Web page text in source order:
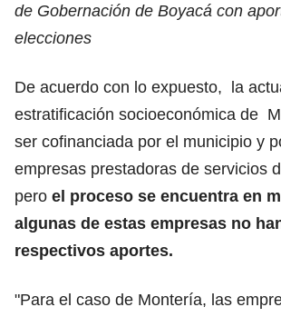
de Gobernación de Boyacá con
elecciones
De acuerdo con lo expuesto, la
estratificación socioeconómica de
ser cofinanciada por el municipio y
empresas prestadoras de servicios
pero el proceso se encuentra en
algunas de estas empresas no
respectivos aportes.
"Para el caso de Montería, las